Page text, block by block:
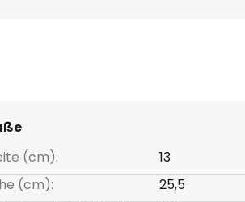
(cm):
13
(cm):
25,5